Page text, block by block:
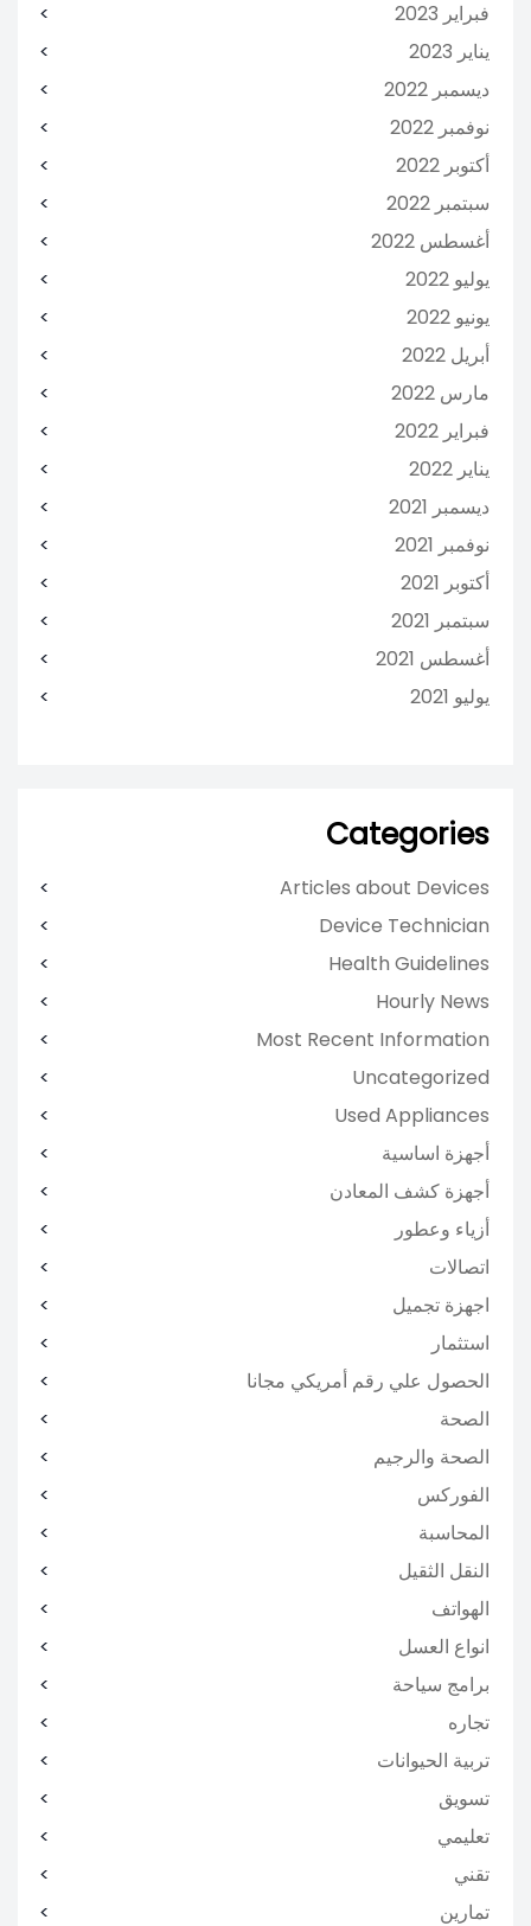
فبراير 2023
يناير 2023
ديسمبر 2022
نوفمبر 2022
أكتوبر 2022
سبتمبر 2022
أغسطس 2022
يوليو 2022
يونيو 2022
أبريل 2022
مارس 2022
فبراير 2022
يناير 2022
ديسمبر 2021
نوفمبر 2021
أكتوبر 2021
سبتمبر 2021
أغسطس 2021
يوليو 2021
Categories
Articles about Devices
Device Technician
Health Guidelines
Hourly News
Most Recent Information
Uncategorized
Used Appliances
أجهزة اساسية
أجهزة كشف المعادن
أزياء وعطور
اتصالات
اجهزة تجميل
استثمار
الحصول علي رقم أمريكي مجانا
الصحة
الصحة والرجيم
الفوركس
المحاسبة
النقل الثقيل
الهواتف
انواع العسل
برامج سياحة
تجاره
تربية الحيوانات
تسويق
تعليمي
تقني
تمارين